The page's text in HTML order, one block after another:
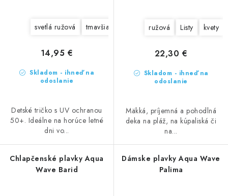
svetlá ružová tmavšia ružová
Skladom - ihneď na
odoslanie
14,95 €
Detské tričko s UV ochranou
50+. Ideálne na horúce letné
dni vo...
ružová Listy kvety
Skladom - ihneď na
odoslanie
22,30 €
Mäkká, príjemná a pohodlná
deka na pláž, na kúpaliská či
na...
Chlapčenské plavky Aqua
Wave Barid
Dámske plavky Aqua Wave
Palima